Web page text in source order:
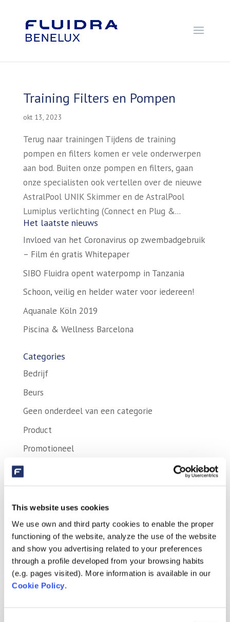
This website uses cookies
We use own and third party cookies to enable the proper
functioning of the website, analyze the use of the website
and show you advertising related to your preferences
through a profile developed from your browsing habits
(e.g. pages visited). More information is available in our
Cookie Policy.
Training Filters en Pompen
okt 13, 2023
Terug naar trainingen Tijdens de training
pompen en filters komen er vele onderwerpen
aan bod. Buiten onze pompen en filters, gaan
onze specialisten ook vertellen over de nieuwe
AstralPool UNIK Skimmer en de AstralPool
Lumiplus verlichting (Connect en Plug &...
Het laatste nieuws
Invloed van het Coronavirus op zwembadgebruik
– Film én gratis Whitepaper
SIBO Fluidra opent waterpomp in Tanzania
Schoon, veilig en helder water voor iedereen!
Aquanale Köln 2019
Piscina & Wellness Barcelona
Categories
Bedrijf
Beurs
Geen onderdeel van een categorie
Product
Promotioneel
Tips & tricks
Wat vindt u nog meer interessant?
Filterpalette Filters
Pompen Schwimmbadfolie Schwimmbadschweißkurs
Service Start seizoen
Zwembad Zwembadfolie